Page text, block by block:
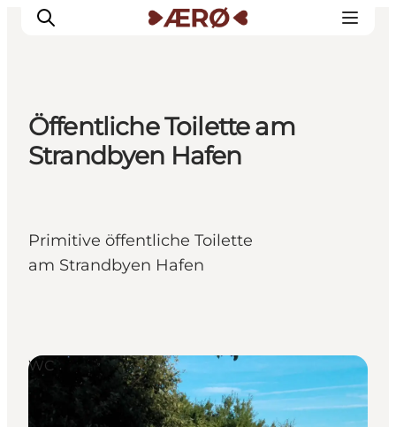
Unterkünfte
Reiseplanung
Öffentliche Toilette am
Strandbyen Hafen
Primitive öffentliche Toilette
am Strandbyen Hafen
WC